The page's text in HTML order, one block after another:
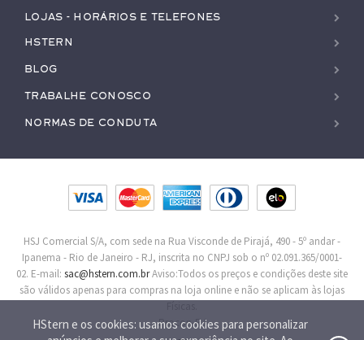
HStern e os cookies: usamos cookies para personalizar
Lojas - Horários e Telefones
HStern
Blog
Trabalhe conosco
Normas de Conduta
HSJ Comercial S/A, com sede na Rua Visconde de Pirajá, 490 - 5º andar -
Ipanema - Rio de Janeiro - RJ, inscrita no CNPJ sob o nº 02.091.365/0001-
02. E-mail: sac@hstern.com.brAviso:Todos os preços e condições deste site
são válidos apenas para compras na loja online e não se aplicam às lojas
Procon-RJ